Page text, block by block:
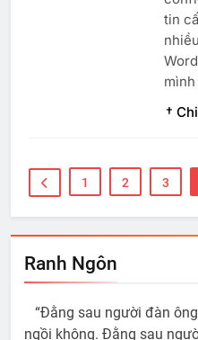
Ranh Ngôn
“Đằng sau người đàn
ngồi không. Đằng sau
tin
†
1 2 3